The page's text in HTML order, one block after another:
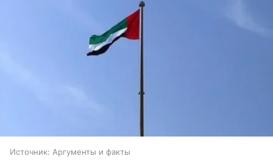
Источник: Аргументы и факты